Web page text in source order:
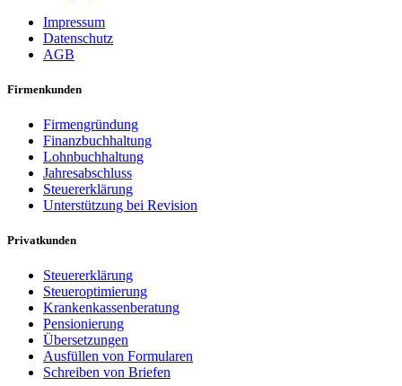
Impressum
Datenschutz
AGB
Firmenkunden
Firmengründung
Finanzbuchhaltung
Lohnbuchhaltung
Jahresabschluss
Steuererklärung
Unterstützung bei Revision
Privatkunden
Steuererklärung
Steueroptimierung
Krankenkassenberatung
Pensionierung
Übersetzungen
Ausfüllen von Formularen
Schreiben von Briefen